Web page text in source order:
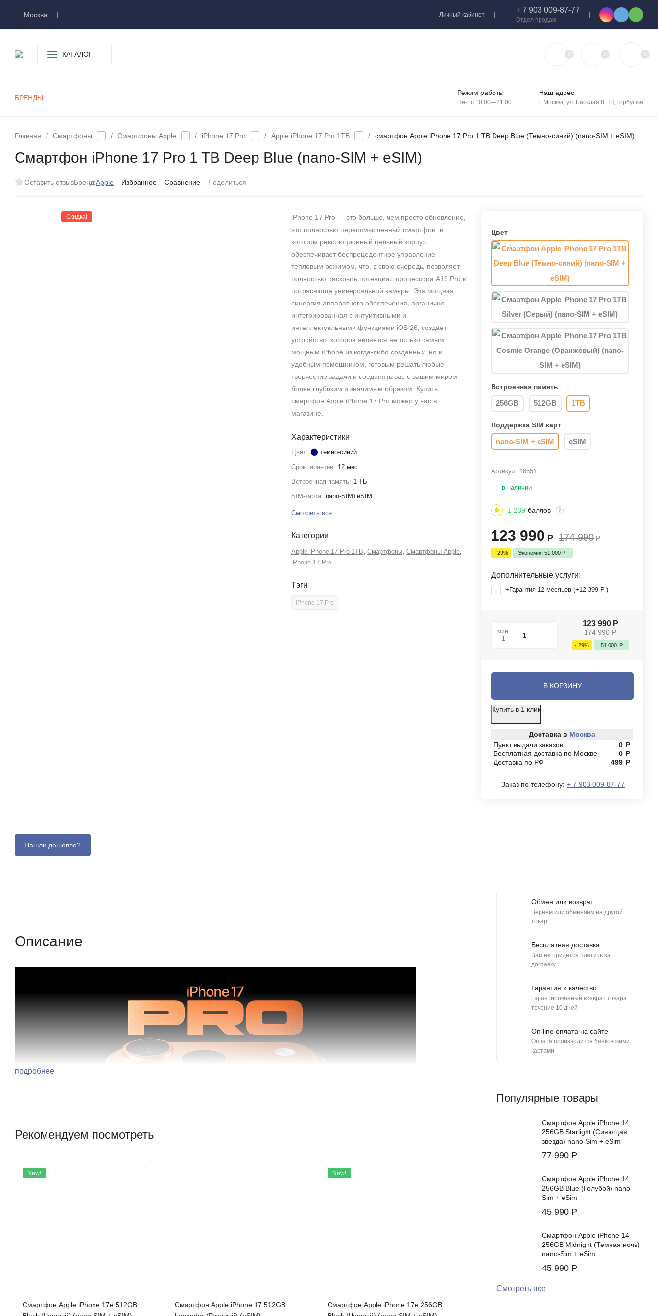
Москва Личный кабинет
+ 7 903 009-87-77
Отдел продаж
КАТАЛОГ 0 0 0
БРЕНДЫ
Режим работы
Пн-Вс 10:00—21:00
Наш адрес
г. Москва, ул. Барклая 8, ТЦ Горбушка
Главная / Смартфоны / Смартфоны Apple / iPhone 17 Pro / Apple iPhone 17 Pro 1TB / cмартфон Apple iPhone 17 Pro 1 TB Deep Blue (Темно-синий) (nano-SIM + eSIM)
Смартфон iPhone 17 Pro 1 TB Deep Blue (nano-SIM + eSIM)
Оставить отзывБренд:Apple Избранное Сравнение Поделиться
Скидка!
iPhone 17 Pro — это больше, чем просто обновление,
это полностью переосмысленный смартфон, в
котором революционный цельный корпус
обеспечивает беспрецедентное управление
тепловым режимом, что, в свою очередь, позволяет
полностью раскрыть потенциал процессора A19 Pro и
потрясающе универсальной камеры. Эта мощная
синергия аппаратного обеспечения, органично
интегрированная с интуитивными и
интеллектуальными функциями iOS 26, создает
устройство, которое является не только самым
мощным iPhone из когда-либо созданных, но и
удобным помощником, готовым решать любые
творческие задачи и соединять вас с вашим миром
более глубоким и значимым образом. Купить
смартфон Apple iPhone 17 Pro можно у нас в
магазине.
Характеристики
Цвет:
темно-синий
Срок гарантии: 12 мес.
Встроенная память: 1 ТБ
SIM-карта: nano-SIM+eSIM
Смотреть все
Категории
Apple iPhone 17 Pro 1TB Смартфоны, Смартфоны Apple,
iPhone 17 Pro
Тэги
iPhone 17 Pro
Цвет
Встроенная память
256GB 512GB 1TB
Поддержка SIM карт
nano-SIM + eSIM eSIM
Артикул: 18551
в наличии
1 239 баллов ?
123 990 Р 174 990 Р
- 29% Экономия51 000 Р
Дополнительные услуги:
+Гарантия 12 месяцев (+12 399 Р )
мин.
1
123 990 Р
174 990 Р
- 29% 51 000 Р
В КОРЗИНУ
Купить в 1 клик
Доставка в Москва
Пункт выдачи заказов
0 Р
Бесплатная доставка по Москве
0 Р
Доставка по РФ
499 Р
Заказ по телефону: + 7 903 009-87-77
Описание
подробнее
Рекомендуем посмотреть
New!
Смартфон Apple iPhone 17e 512GB
Cмартфон Apple iPhone 17 512GB
New!
Смартфон Apple iPhone 17e 256GB
Обмен или возврат
Вернем или обменяем на другой
товар
Бесплатная доставка
Вам не придется платить за
доставку
Гарантия и качество
Гарантированный возврат товара
течение 10 дней
On-line оплата на сайте
Оплата производится банковскими
картами
Популярные товары
Смартфон Apple iPhone 14
256GB Starlight (Сияющая
звезда) nano-Sim + eSim
77 990 Р
Смартфон Apple iPhone 14
256GB Blue (Голубой) nano-
Sim + eSim
45 990 Р
Смартфон Apple iPhone 14
256GB Midnight (Темная ночь)
nano-Sim + eSim
45 990 Р
Смотреть все